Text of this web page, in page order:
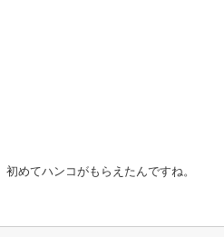
めてハンコがもらえたんですね。